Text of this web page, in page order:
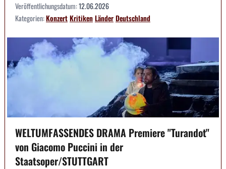
Veröffentlichungsdatum:12.06.2026
Kategorien:KonzertKritikenLänderDeutschland
WELTUMFASSENDES DRAMA Premiere "Turandot"
von Giacomo Puccini in der
Staatsoper/STUTTGART